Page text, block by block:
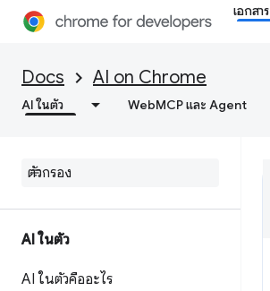
เอกสาร
Docs AI on Chrome
AI ในตัว WebMCP และ Agent
AI ในตัว
AI ในตัวคืออะไร